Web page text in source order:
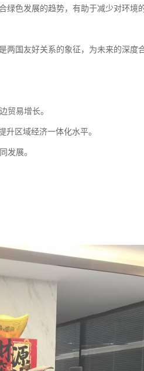
绿色发展的趋势，有助于减少对环境
两国友好关系的象征，为未来的深度
贸易增长。
升区域经济一体化水平。
发展。